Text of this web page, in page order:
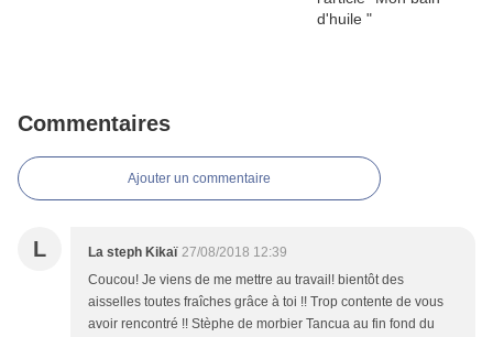
Commentaires
Ajouter un commentaire
L La steph Kikaï 27/08/2018 12:39
Coucou! Je viens de me mettre au travail! bientôt des
aisselles toutes fraîches grâce à toi !! Trop contente de vous
avoir rencontré !! Stèphe de morbier Tancua au fin fond du